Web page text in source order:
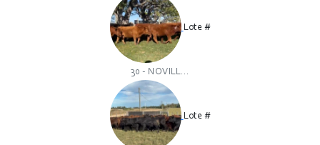
Lote #
30 - NOVILL...
Lote #